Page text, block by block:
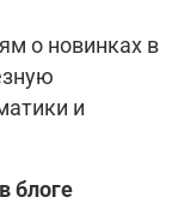
о новинках в
и
блоге